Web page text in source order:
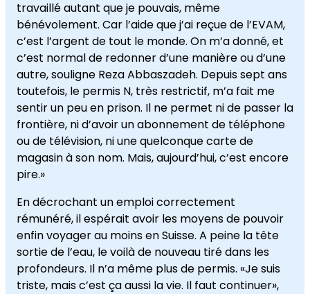
travaillé autant que je pouvais, même
bénévolement. Car l’aide que j’ai reçue de l’EVAM,
c’est l’argent de tout le monde. On m’a donné, et
c’est normal de redonner d’une manière ou d’une
autre, souligne Reza Abbaszadeh. Depuis sept ans
toutefois, le permis N, très restrictif, m’a fait me
sentir un peu en prison. Il ne permet ni de passer la
frontière, ni d’avoir un abonnement de téléphone
ou de télévision, ni une quelconque carte de
magasin à son nom. Mais, aujourd’hui, c’est encore
pire.»
En décrochant un emploi correctement
rémunéré, il espérait avoir les moyens de pouvoir
enfin voyager au moins en Suisse. A peine la tête
sortie de l’eau, le voilà de nouveau tiré dans les
profondeurs. Il n’a même plus de permis. «Je suis
triste, mais c’est ça aussi la vie. Il faut continuer»,